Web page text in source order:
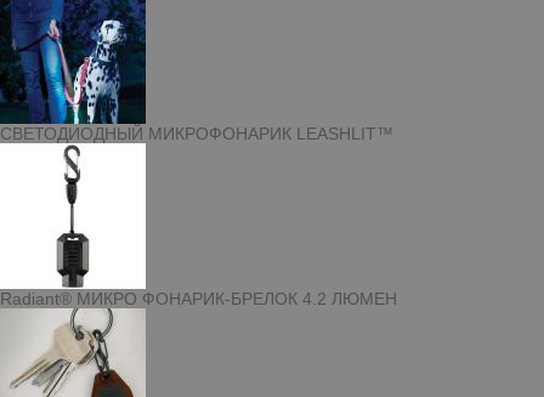
СВЕТОДИОДНЫЙ МИКРОФОНАРИК LEASHLIT™
Radiant® МИКРО ФОНАРИК-БРЕЛОК 4.2 ЛЮМЕН